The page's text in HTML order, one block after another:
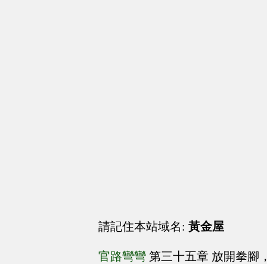
請記住本站域名: 黃金屋
官路彎彎 第三十五章 放開拳腳